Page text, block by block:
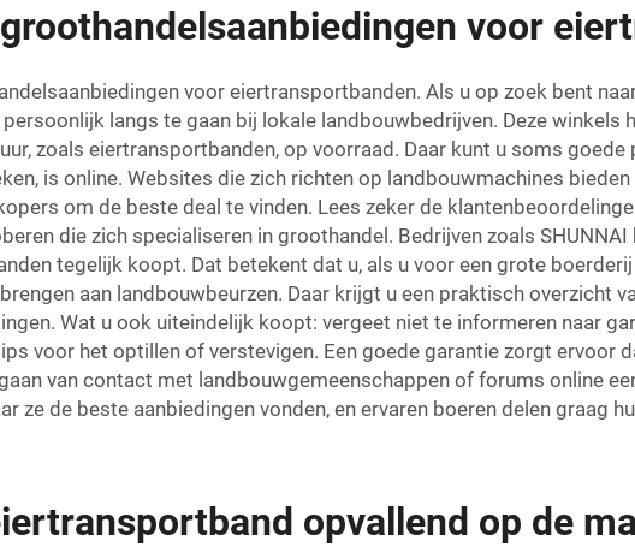
voor
voor eiertransportbanden. Als u op zoek bent
langs te gaan bij lokale landbouwbedrijven. Deze winkels
zoals eiertransportbanden, op voorraad. Daar kunt u soms
is online. Websites die zich richten op landbouwmachines
om de beste deal te vinden. Lees zeker de
die zich specialiseren in groothandel. Bedrijven zoals
tegelijk koopt. Dat betekent dat u, als u voor een grote
aan landbouwbeurzen. Daar krijgt u een praktisch overzicht
Wat u ook uiteindelijk koopt: vergeet niet te informeren naar
voor het optillen of verstevigen. Een goede garantie zorgt ervoor
van contact met landbouwgemeenschappen of forums online
ze de beste aanbiedingen vonden, en ervaren boeren delen graag
opvallend op de